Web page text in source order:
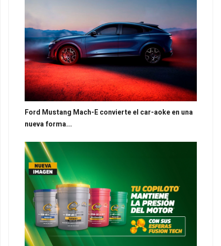
Ford Mustang Mach-E convierte el car-aoke en una
nueva forma...